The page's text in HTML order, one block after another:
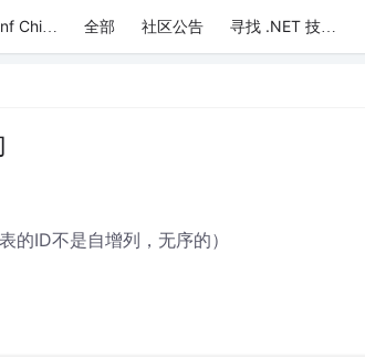
.NET Conf China 全部 社区公告 寻找 .NET 技术达人
ID不是自增列，无序的）